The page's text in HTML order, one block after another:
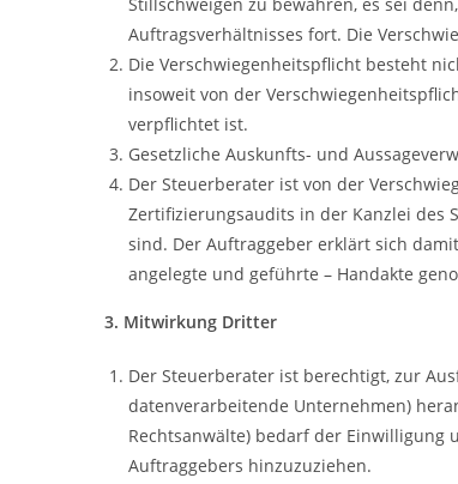
Auftragsverhältnisses fort. Die
Die Verschwiegenheitspflicht besteht
insoweit von der
verpflichtet ist.
Gesetzliche Auskunfts- und
Der Steuerberater ist von der
Zertifizierungsaudits in der Kanzlei des
sind. Der Auftraggeber erklärt sich
angelegte und geführte – Handakte
3. Mitwirkung Dritter
Der Steuerberater ist berechtigt, zur
datenverarbeitende Unternehmen)
Rechtsanwälte) bedarf der
Auftraggebers hinzuzuziehen.